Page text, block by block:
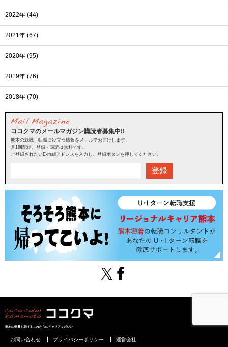
2022年 (44)
2021年 (67)
2020年 (95)
2019年 (76)
2018年 (70)
ココクマのメールマガジン購読者募集中!!
熊本の就職・転職に役立つ情報をメールでお届けします。
月1回配信。登録・購読は無料です。
ご登録されたいE-mailアドレスを入力し、登録ボタンを押してください。
登録
熊本の熱量を届けるこれからのキャリアマガジン
お問い合わせ プライバシーポリシー 運営会社